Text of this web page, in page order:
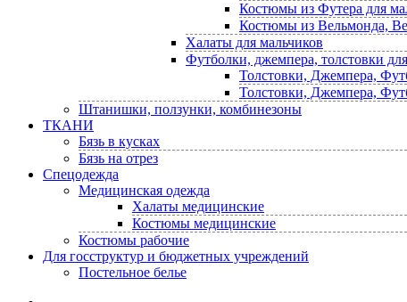
Костюмы из Футера для
Костюмы из Вельмонда,
Халаты для мальчиков
Футболки, джемпера, толстовки
Толстовки, Джемпера,
Толстовки, Джемпера,
Штанишки, ползунки, комбинезоны
ТКАНИ
Бязь в кусках
Бязь на отрез
Спецодежда
Медицинская одежда
Халаты медицинские
Костюмы медицинские
Костюмы рабочие
Для госструктур и бюджетных учреждений
Постельное белье